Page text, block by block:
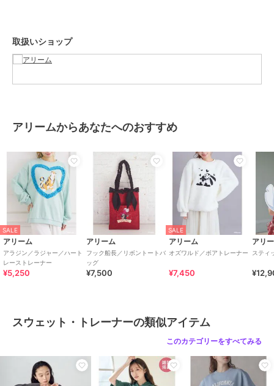
ブランド
性別タイプ
レディース
ナー
カラー ライトピンク
サイズ
素材
本体 綿 85% ﾎ゜ﾘｴｽﾃﾙ 15% ﾘﾌ゛部
分 ﾎ゜ﾘｴｽﾃﾙ 75% 綿 24% ﾎ゜ﾘｳﾚﾀﾝ
1%
商品のお取り扱い方法
原産国 中国
取扱いショップ
アリームからあなたへのおすすめ
SALE
アリーム
アラジン／ラジャー／ハート
レーストレーナー
¥5,250
アリーム
フック船長／リボントートバ
ッグ
¥7,500
SALE
アリーム
オズワルド／ボアトレーナー
¥7,450
アリ
スティ
スウェット・トレーナーの類似アイテム
このカテゴリーをすべてみる